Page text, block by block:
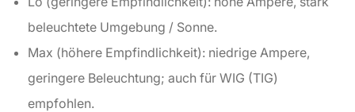
beleuchtete Umgebung / Sonne.
Max (höhere Empfindlichkeit): niedrige Ampere,
geringere Beleuchtung; auch für WIG (TIG)
empfohlen.